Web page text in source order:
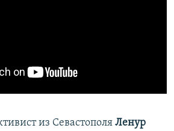
из Севастополя Ленур